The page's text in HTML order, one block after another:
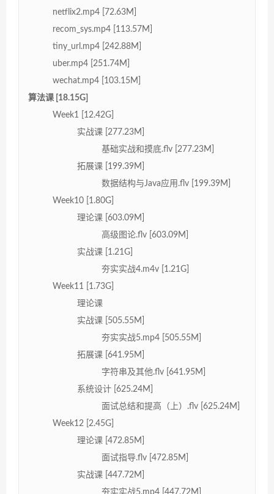
netflix2.mp4 [72.63M]
recom_sys.mp4 [113.57M]
tiny_url.mp4 [242.88M]
uber.mp4 [251.74M]
wechat.mp4 [103.15M]
算法课 [18.15G]
Week1 [12.42G]
实战课 [277.23M]
基础实战和摸底.flv [277.23M]
拓展课 [199.39M]
数据结构与Java应用.flv [199.39M]
Week10 [1.80G]
理论课 [603.09M]
高级图论.flv [603.09M]
实战课 [1.21G]
夯实实战4.m4v [1.21G]
Week11 [1.73G]
理论课
实战课 [505.55M]
夯实实战5.mp4 [505.55M]
拓展课 [641.95M]
字符串及其他.flv [641.95M]
系统设计 [625.24M]
面试总结和提高（上）.flv [625.24M]
Week12 [2.45G]
理论课 [472.85M]
面试指导.flv [472.85M]
实战课 [447.72M]
夯实实战5.mp4 [447.72M]